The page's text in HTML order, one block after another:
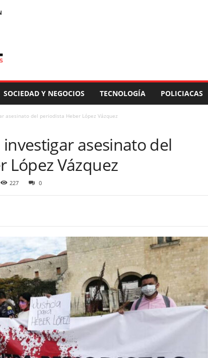
SOCIEDAD Y NEGOCIOS TECNOLOGÍA POLICIACAS
asesinato del periodista Heber López Vázquez
asesinato del
López Vázquez
227 0